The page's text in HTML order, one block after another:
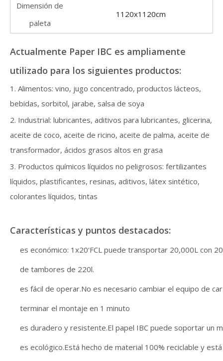
Dimensión de
paleta
1120x1120cm
Actualmente Paper IBC es ampliamente
utilizado para los siguientes productos:
1. Alimentos: vino, jugo concentrado, productos lácteos,
bebidas, sorbitol, jarabe, salsa de soya
2. Industrial: lubricantes, aditivos para lubricantes, glicerina,
aceite de coco, aceite de ricino, aceite de palma, aceite de
transformador, ácidos grasos altos en grasa
3. Productos químicos líquidos no peligrosos: fertilizantes
líquidos, plastificantes, resinas, aditivos, látex sintético,
colorantes líquidos, tintas
Características y puntos destacados:
es económico: 1x20'FCL puede transportar 20,000L con
de tambores de 220l.
es fácil de operar.No es necesario cambiar el equipo de
terminar el montaje en 1 minuto
es duradero y resistente.El papel IBC puede soportar un
es ecológico.Está hecho de material 100% reciclable y